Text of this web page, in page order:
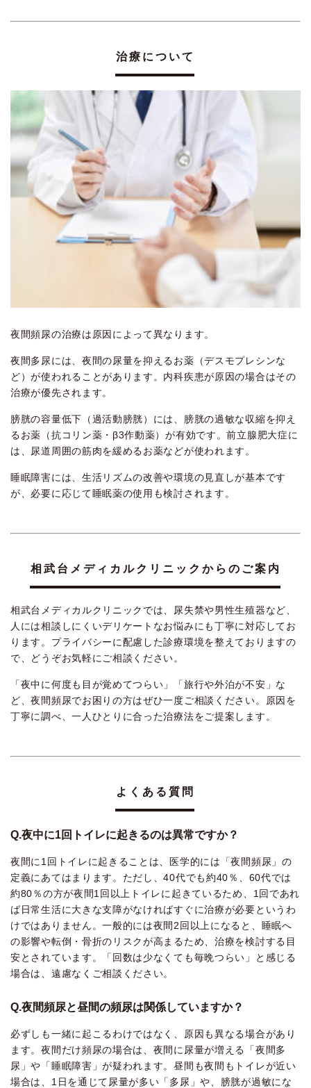
治療について
夜間頻尿の治療は原因によって異なります。
夜間多尿には、夜間の尿量を抑えるお薬（デスモプレシンな
ど）が使われることがあります。内科疾患が原因の場合はその
治療が優先されます。
膀胱の容量低下（過活動膀胱）には、膀胱の過敏な収縮を抑え
るお薬（抗コリン薬・β3作動薬）が有効です。前立腺肥大症に
は、尿道周囲の筋肉を緩めるお薬などが使われます。
睡眠障害には、生活リズムの改善や環境の見直しが基本です
が、必要に応じて睡眠薬の使用も検討されます。
相武台メディカルクリニックからのご案内
相武台メディカルクリニックでは、尿失禁や男性生殖器など、
人には相談しにくいデリケートなお悩みにも丁寧に対応してお
ります。プライバシーに配慮した診療環境を整えておりますの
で、どうぞお気軽にご相談ください。
「夜中に何度も目が覚めてつらい」「旅行や外泊が不安」な
ど、夜間頻尿でお困りの方はぜひ一度ご相談ください。原因を
丁寧に調べ、一人ひとりに合った治療法をご提案します。
よくある質問
Q.夜中に1回トイレに起きるのは異常ですか？
夜間に1回トイレに起きることは、医学的には「夜間頻尿」の
定義にあてはまります。ただし、40代でも約40％、60代では
約80％の方が夜間1回以上トイレに起きているため、1回であれ
ば日常生活に大きな支障がなければすぐに治療が必要というわ
けではありません。一般的には夜間2回以上になると、睡眠へ
の影響や転倒・骨折のリスクが高まるため、治療を検討する目
安とされています。「回数は少なくても毎晩つらい」と感じる
場合は、遠慮なくご相談ください。
Q.夜間頻尿と昼間の頻尿は関係していますか？
必ずしも一緒に起こるわけではなく、原因も異なる場合があり
ます。夜間だけ頻尿の場合は、夜間に尿量が増える「夜間多
尿」や「睡眠障害」が疑われます。昼間も夜間もトイレが近い
場合は、1日を通じて尿量が多い「多尿」や、膀胱が過敏にな